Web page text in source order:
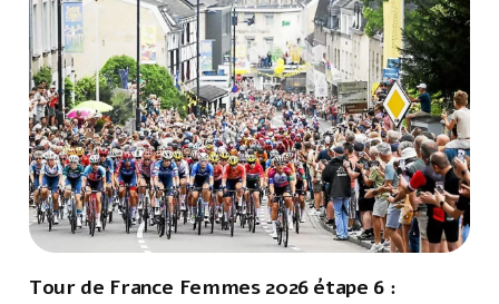
Tour de France Femmes 2026 étape 6 :